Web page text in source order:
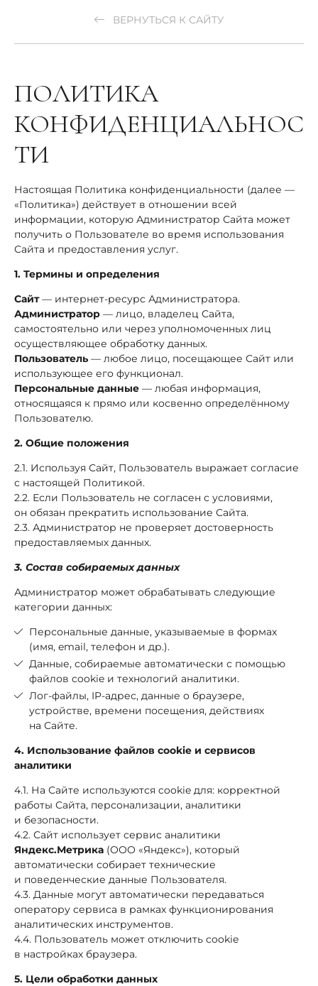
ВЕРНУТЬСЯ К САЙТУ
ПОЛИТИКА
КОНФИДЕНЦИАЛЬНОС
ТИ
Настоящая Политика конфиденциальности (далее —
«Политика») действует в отношении всей
информации, которую Администратор Сайта может
получить о Пользователе во время использования
Сайта и предоставления услуг.
1. Термины и определения
Сайт— интернет-ресурс Администратора.
Администратор — лицо, владелец Сайта,
самостоятельно или через уполномоченных лиц
осуществляющее обработку данных.
Пользователь — любое лицо, посещающее Сайт или
использующее его функционал.
Персональные данные — любая информация,
относящаяся к прямо или косвенно определённому
Пользователю.
2. Общие положения
2.1. Используя Сайт, Пользователь выражает согласие
с настоящей Политикой.
2.2. Если Пользователь не согласен с условиями,
он обязан прекратить использование Сайта.
2.3. Администратор не проверяет достоверность
предоставляемых данных.
3. Состав собираемых данных
Администратор может обрабатывать следующие
категории данных:
Персональные данные, указываемые в формах
(имя, email, телефон и др.).
Данные, собираемые автоматически с помощью
файлов cookie и технологий аналитики.
Лог-файлы, IP-адрес, данные о браузере,
устройстве, времени посещения, действиях
на Сайте.
4. Использование файлов cookie и сервисов
аналитики
4.1. На Сайте используются cookie для: корректной
работы Сайта, персонализации, аналитики
и безопасности.
4.2. Сайт использует сервис аналитики
Яндекс.Метрика (ООО «Яндекс»), который
автоматически собирает технические
и поведенческие данные Пользователя.
4.3. Данные могут автоматически передаваться
оператору сервиса в рамках функционирования
аналитических инструментов.
4.4. Пользователь может отключить cookie
в настройках браузера.
5. Цели обработки данных